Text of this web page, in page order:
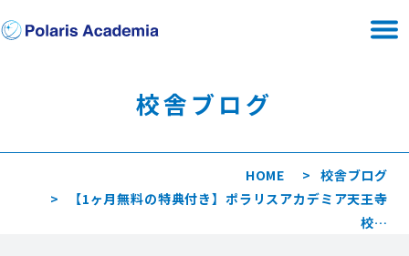
校舎ブログ
HOME
校舎ブログ
【1ヶ月無料の特典付き】ポラリスアカデミア天王寺
校…